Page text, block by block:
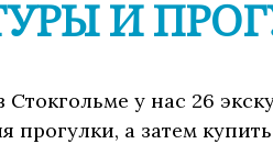
И
у нас 26
прогулки, а затем